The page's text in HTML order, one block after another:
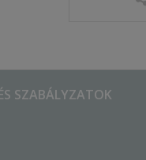
SZABÁLYZATOK